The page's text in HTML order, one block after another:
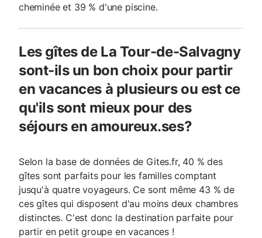
cheminée et 39 % d'une piscine.
Les gîtes de La Tour-de-Salvagny
sont-ils un bon choix pour partir
en vacances à plusieurs ou est ce
qu'ils sont mieux pour des
séjours en amoureux.ses?
Selon la base de données de Gites.fr, 40 % des
gîtes sont parfaits pour les familles comptant
jusqu'à quatre voyageurs. Ce sont même 43 % de
ces gîtes qui disposent d'au moins deux chambres
distinctes. C'est donc la destination parfaite pour
partir en petit groupe en vacances !